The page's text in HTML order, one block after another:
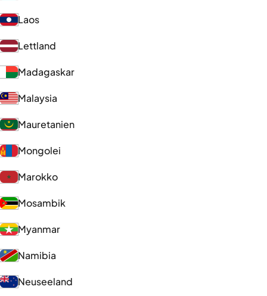
Laos
Lettland
Madagaskar
Malaysia
Mauretanien
Mongolei
Marokko
Mosambik
Myanmar
Namibia
Neuseeland